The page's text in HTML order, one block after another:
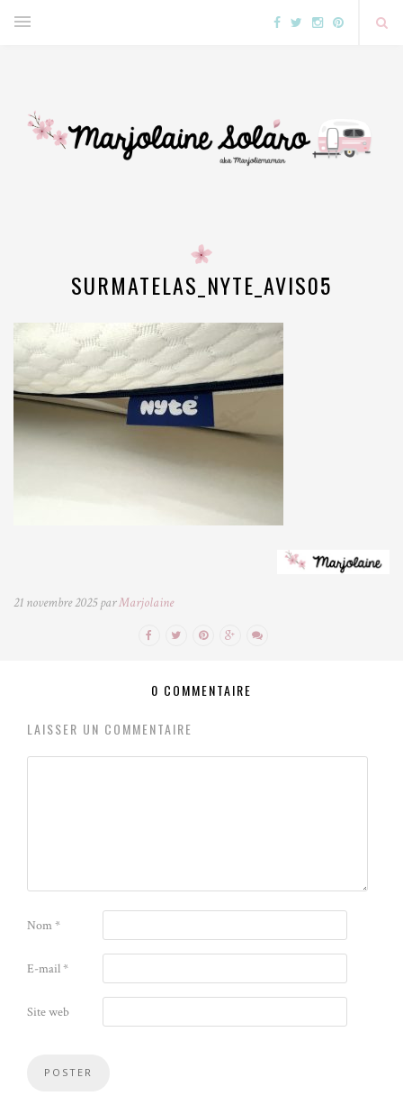
SURMATELAS_NYTE_AVIS05
21 novembre 2025 parMarjolaine
0 COMMENTAIRE
LAISSER UN COMMENTAIRE
Nom*
E-mail*
Site web